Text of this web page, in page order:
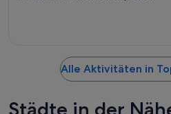
Alle Aktivitäten in
Städte in der